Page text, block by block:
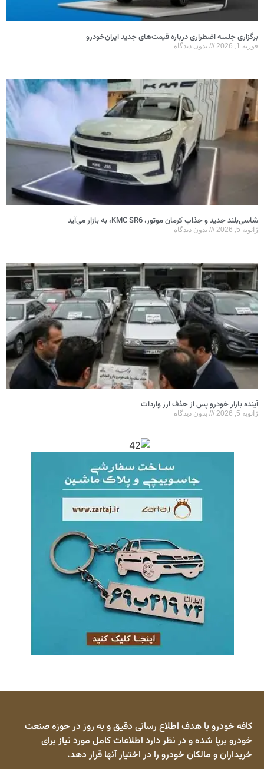
برگزاری جلسه اضطراری درباره قیمت‌های جدید ایران‌خودرو
فوریه 1, 2026 بدون دیدگاه
شاسی‌بلند جدید و جذاب کرمان موتور، KMC SR6، به بازار می‌آید
ژانویه 5, 2026 بدون دیدگاه
آینده بازار خودرو پس از حذف ارز واردات
ژانویه 5, 2026 بدون دیدگاه
کافه خودرو با هدف اطلاع رسانی دقیق و به روز در حوزه صنعت
خودرو برپا شده و در نظر دارد اطلاعات کامل مورد نیاز برای
خریداران و مالکان خودرو را در اختیار آنها قرار دهد.